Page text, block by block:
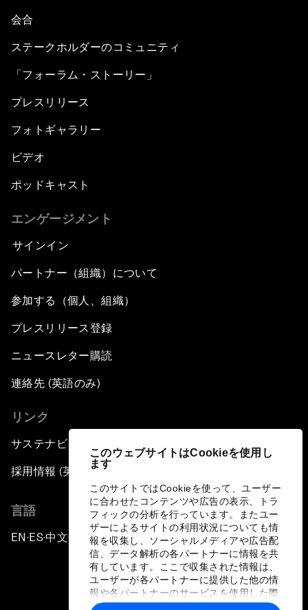
このウェブサイトはCookieを使用し
ます
このサイトではCookieを使って、ユーザー
に合わせたコンテンツや広告の表示、トラ
フィックの分析を行っています。またユー
ザーによるサイトの利用状況についても情
報を収集し、ソーシャルメディアや広告配
信、データ解析の各パートナーに情報を共
有しています。ここで収集された情報は、
ユーザーが各パートナーに提供した他の情
報や各パートナーのサービスを使用した際
に収集された情報と組み合わされ、各パー
会合
ステークホルダーのコミュニティ
「フォーラム・ストーリー」
プレスリリース
フォトギャラリー
ビデオ
ポッドキャスト
エンゲージメント
サインイン
パートナー（組織）について
参加する（個人、組織）
プレスリリース登録
ニュースレター購読
連絡先 (英語のみ)
リンク
サステナビリティへの取り組み
採用情報 (英語のみ)
言語
EN ▪ES▪中文▪ 日本語